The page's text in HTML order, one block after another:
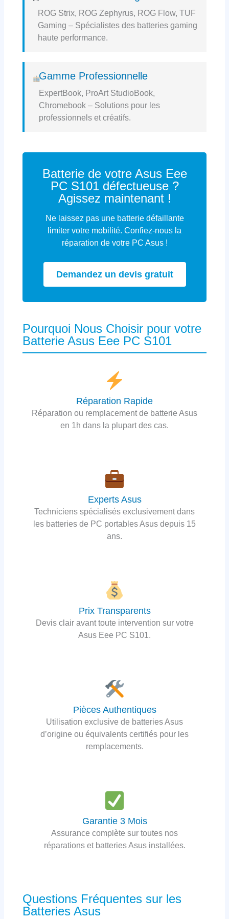
ROG Strix, ROG Zephyrus, ROG Flow, TUF
Gaming – Spécialistes des batteries gaming
haute performance.
Gamme Professionnelle
ExpertBook, ProArt StudioBook,
Chromebook – Solutions pour les
professionnels et créatifs.
Batterie de votre Asus Eee
PC S101 défectueuse ?
Agissez maintenant !
Ne laissez pas une batterie défaillante
limiter votre mobilité. Confiez-nous la
réparation de votre PC Asus !
Demandez un devis gratuit
Pourquoi Nous Choisir pour votre
Batterie Asus Eee PC S101
Réparation Rapide
Réparation ou remplacement de batterie Asus
en 1h dans la plupart des cas.
Experts Asus
Techniciens spécialisés exclusivement dans
les batteries de PC portables Asus depuis 15
ans.
Prix Transparents
Devis clair avant toute intervention sur votre
Asus Eee PC S101.
Pièces Authentiques
Utilisation exclusive de batteries Asus
d’origine ou équivalents certifiés pour les
remplacements.
Garantie 3 Mois
Assurance complète sur toutes nos
réparations et batteries Asus installées.
Questions Fréquentes sur les
Batteries Asus